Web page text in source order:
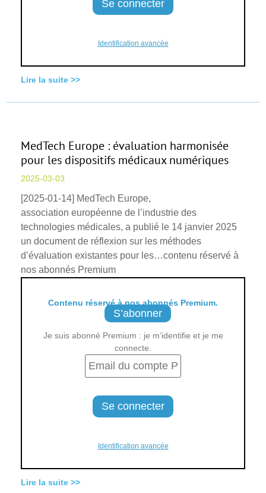
Identification avancée
Lire la suite >>
MedTech Europe : évaluation harmonisée
pour les dispositifs médicaux numériques
2025-03-03
[2025-01-14] MedTech Europe,
association européenne de l’industrie des
technologies médicales, a publié le 14 janvier 2025
un document de réflexion sur les méthodes
d’évaluation existantes pour les…contenu réservé à
nos abonnés Premium
Contenu réservé à nos abonnés Premium.
S’abonner
Je suis abonné Premium : je m’identifie et je me
connecte.
Identification avancée
Lire la suite >>